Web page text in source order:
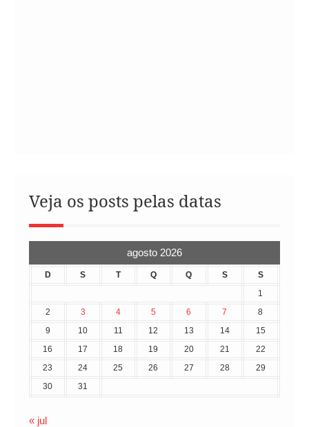
Veja os posts pelas datas
agosto 2026
D S T Q Q S
S
1
2
3 4 5 6 7
8
9
10 11 12 13 14
15
16
17 18 19 20 21
22
23
24 25 26 27 28
29
30
31
« jul